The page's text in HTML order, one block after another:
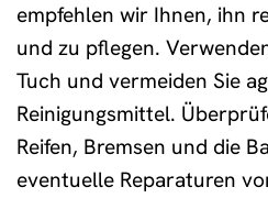
empfehlen wir Ihnen, ihn
und zu pflegen.
Tuch und vermeiden Sie
Reinigungsmittel.
Reifen, Bremsen und die
eventuelle Reparaturen